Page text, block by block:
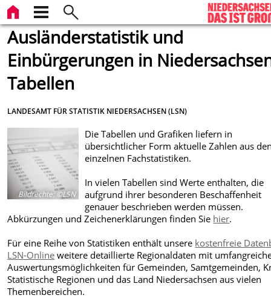
Ausländerstatistik und
Einbürgerungen in
Tabellen
LANDESAMT FÜR STATISTIK NIEDERSACHSEN (LSN)
Bildrechte:©LSN
Die Tabellen und Grafiken liefern in
übersichtlicher Form aktuelle Zahlen aus
einzelnen Fachstatistiken.
In vielen Tabellen sind Werte enthalten, die
aufgrund ihrer besonderen Beschaffenheit
genauer beschrieben werden müssen.
Abkürzungen und Zeichenerklärungen finden Sie hier.
Für eine Reihe von Statistiken enthält unsere kostenfreie
LSN-Online weitere detaillierte Regionaldaten mit
Auswertungsmöglichkeiten für Gemeinden, Samtgemeinden,
Statistische Regionen und das Land Niedersachsen aus vielen
Themenbereichen.